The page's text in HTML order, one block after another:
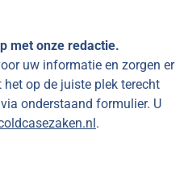
met onze redactie.
uw informatie en zorgen er
op de juiste plek terecht
onderstaand formulier. U
.